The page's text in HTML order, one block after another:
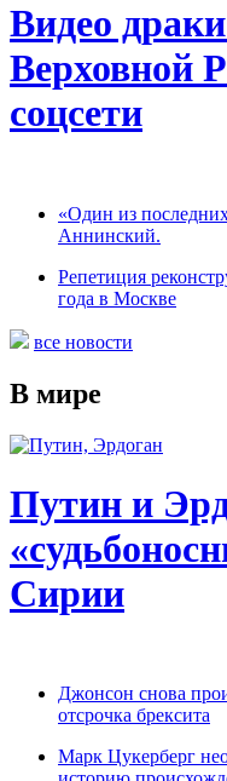
Видео
Верховной
соцсети
«Один из
Аннинский.
Репетиция
года в Москве
все новости
В мире
Путин и
Сирии
Джонсон снова
отсрочка брексита
Марк Цукерберг